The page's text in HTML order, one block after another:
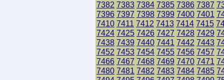
7382 7383 7384 7385 7386 7387
7396 7397 7398 7399 7400 7401
7410 7411 7412 7413 7414 7415
7424 7425 7426 7427 7428 7429
7438 7439 7440 7441 7442 7443
7452 7453 7454 7455 7456 7457
7466 7467 7468 7469 7470 7471
7480 7481 7482 7483 7484 7485